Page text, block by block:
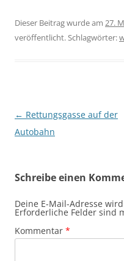
Dieser Beitrag wurde am 27.
veröffentlicht. Schlagwörter:
Beitragsnavigation
← Rettungsgasse auf der
Autobahn
Schreibe einen
Deine E-Mail-Adresse
Erforderliche Felder sind
Kommentar *